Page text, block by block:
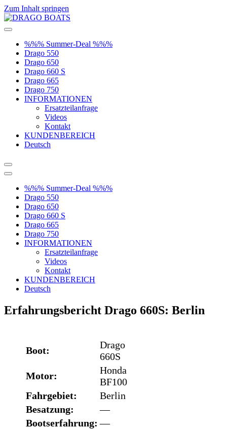
Zum Inhalt springen
%%% Summer-Deal %%%
Drago 550
Drago 650
Drago 660 S
Drago 665
Drago 750
INFORMATIONEN
Ersatzteilanfrage
Videos
Kontakt
KUNDENBEREICH
Deutsch
%%% Summer-Deal %%%
Drago 550
Drago 650
Drago 660 S
Drago 665
Drago 750
INFORMATIONEN
Ersatzteilanfrage
Videos
Kontakt
KUNDENBEREICH
Deutsch
Erfahrungsbericht Drago 660S: Berlin
Boot:
Drago
660S
Motor:
Honda
BF100
Fahrgebiet:
Berlin
Besatzung:
—
Bootserfahrung: —